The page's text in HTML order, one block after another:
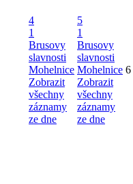
4
1
Brusovy
slavnosti
Mohelnice
Zobrazit
všechny
záznamy
ze dne
5
1
Brusovy
slavnosti
Mohelnice
Zobrazit
všechny
záznamy
ze dne
6